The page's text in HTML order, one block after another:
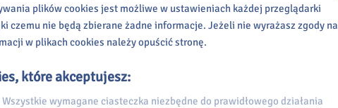
plików cookies jest możliwe w ustawieniach każdej przeglądarki
czemu nie będą zbierane żadne informacje. Jeżeli nie wyrażasz zgody na
w plikach cookies należy opuścić stronę.
które akceptujesz:
wymagane ciasteczka niezbędne do prawidłowego działania